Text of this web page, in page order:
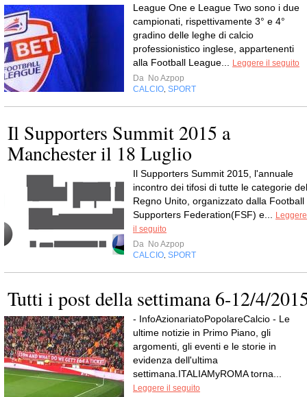
League One e League Two sono i due
campionati, rispettivamente 3° e 4°
gradino delle leghe di calcio
professionistico inglese, appartenenti
alla Football League...
Leggere il seguito
Da No Azpop
CALCIO SPORT
Il Supporters Summit 2015 a
Manchester il 18 Luglio
Il Supporters Summit 2015, l'annuale
incontro dei tifosi di tutte le categorie del
Regno Unito, organizzato dalla Football
Supporters Federation(FSF) e...
Leggere
il seguito
Da No Azpop
CALCIO SPORT
Tutti i post della settimana 6-12/4/
- InfoAzionariatoPopolareCalcio - Le
ultime notizie in Primo Piano, gli
argomenti, gli eventi e le storie in
evidenza dell'ultima
settimana.ITALIAMyROMA torna...
Leggere il seguito